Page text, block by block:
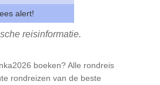
alert!
reisinformatie.
boeken? Alle rondreis
rondreizen van de beste